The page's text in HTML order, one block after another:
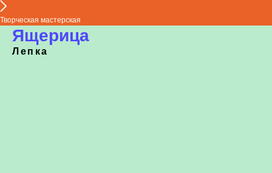
Творческая мастерская
Ящерица
Лепка